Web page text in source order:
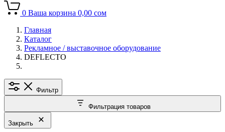
0 Ваша корзина 0,00 сом
Главная
Каталог
Рекламное / выставочное оборудование
DEFLECTO
Фильтр
Фильтрация товаров
Закрыть